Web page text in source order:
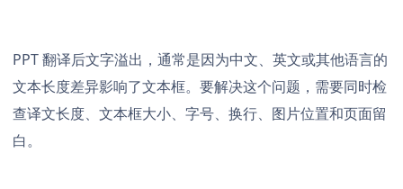
PPT 翻译后文字溢出，通常是因为中文、英文或其他语言的
文本长度差异影响了文本框。要解决这个问题，需要同时检
查译文长度、文本框大小、字号、换行、图片位置和页面留
白。